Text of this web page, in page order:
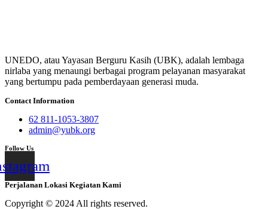
UNEDO, atau Yayasan Berguru Kasih (UBK), adalah lembaga
nirlaba yang menaungi berbagai program pelayanan masyarakat
yang bertumpu pada pemberdayaan generasi muda.
Contact Information
62 811-1053-3807
admin@yubk.org
Follow Us
Perjalanan Lokasi Kegiatan Kami
Copyright © 2024 All rights reserved.